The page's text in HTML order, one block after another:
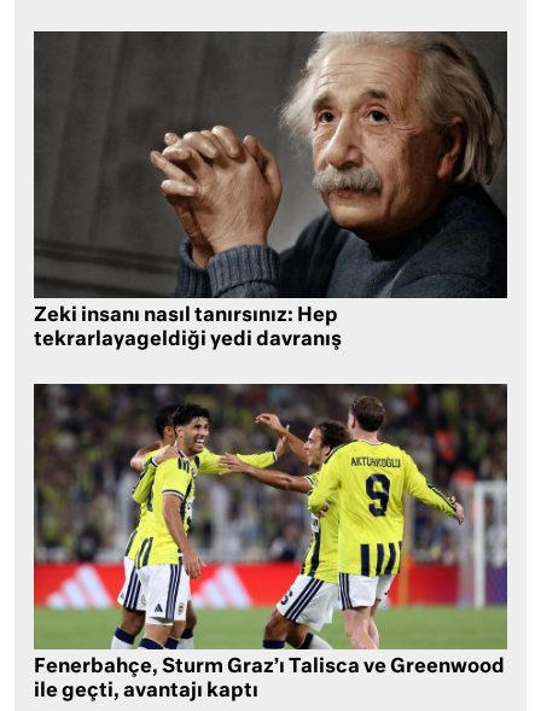
Zeki insanı nasıl tanırsınız: Hep
tekrarlayageldiği yedi davranış
Fenerbahçe, Sturm Graz’ı Talisca ve Greenwood
ile geçti, avantajı kaptı